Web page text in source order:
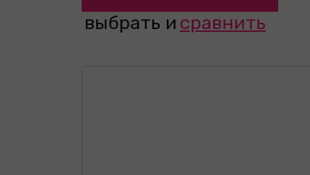
выбрать и сравнить